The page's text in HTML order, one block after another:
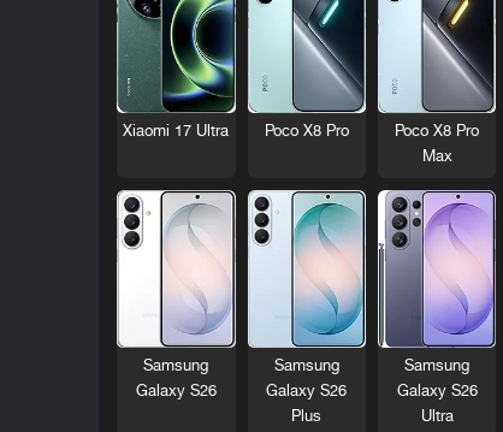
Poco X8 Pro
Max
Poco X8 Pro
Xiaomi 17 Ultra
Samsung
Galaxy S26
Ultra
Samsung
Galaxy S26
Plus
Samsung
Galaxy S26